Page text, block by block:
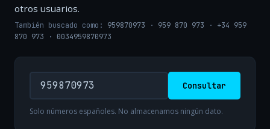
otros usuarios.
También buscado como: 959870973 · 959 870 973 · +34 959
870 973 · 0034959870973
Consultar
Solo números españoles. No almacenamos ningún dato.